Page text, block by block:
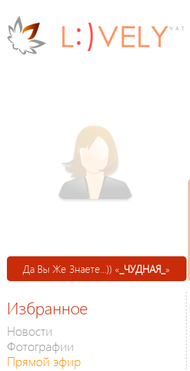
Да Вы Же Знаете...)) « _ЧУДНАЯ_ »
Избранное
Новости
Фотографии
Прямой эфир